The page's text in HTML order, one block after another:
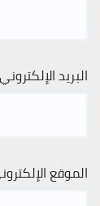
البريد الإلكتروني
الموقع